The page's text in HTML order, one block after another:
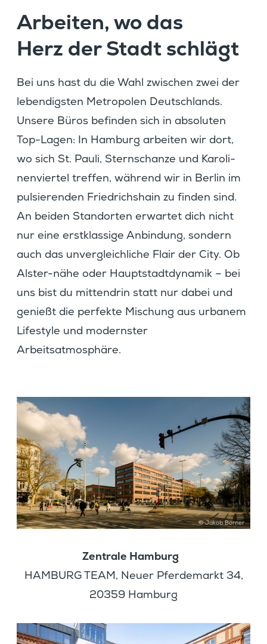
Arbeiten, wo das
Herz der Stadt schlägt
Bei uns hast du die Wahl zwischen zwei der
leben­digsten Metro­polen Deutsch­lands.
Unsere Büros befinden sich in absoluten
Top-Lagen: In Hamburg arbeiten wir dort,
wo sich St. Pauli, Stern­schanze und Karoli­
nen­viertel treffen, während wir in Berlin im
pulsie­renden Fried­richs­hain zu finden sind.
An beiden Stand­orten erwartet dich nicht
nur eine erstklas­sige Anbin­dung, sondern
auch das unver­gleich­liche Flair der City. Ob
Alster-nähe oder Haupt­stadt­dy­namik – bei
uns bist du mitten­drin statt nur dabei und
genießt die perfekte Mischung aus urbanem
Lifestyle und modernster
Arbeitsatmosphäre.
r
e
© Jakob Börner
Zentrale Hamburg
HAMBURG TEAM, Neuer Pferde­markt 34,
20359 Hamburg